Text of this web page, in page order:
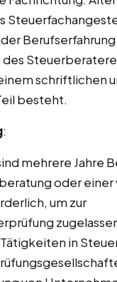
schriftlichen
besteht.
:
mehrere Jahre
oder
um zur
in